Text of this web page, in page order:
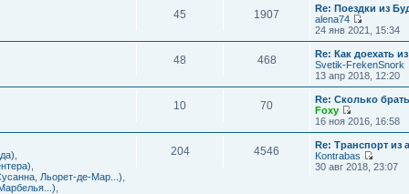
ю
о
б
щ
е
н
и
ю
е
м
у
с
о
о
б
щ
е
и
ю
л
д
н
е
м
у
с
о
б
щ
е
н
и
к
п
о
л
е
д
н
е
у
с
о
о
б
45 1907
Re: Поездки из
alena74
П
е
р
е
й
т
к
п
о
л
е
д
24 янв 2021, 15:34
48 468
Re: Как доехать
Svetik-FrekenSnork
13 апр 2018, 12:20
10 70
Re: Сколько
Foxy
П
е
р
е
й
т
16 ноя 2016, 16:58
Льорет-де-Мар...)
204 4546
Re: Транспорт из
Kontrabas
П
30 авг 2018, 23:07